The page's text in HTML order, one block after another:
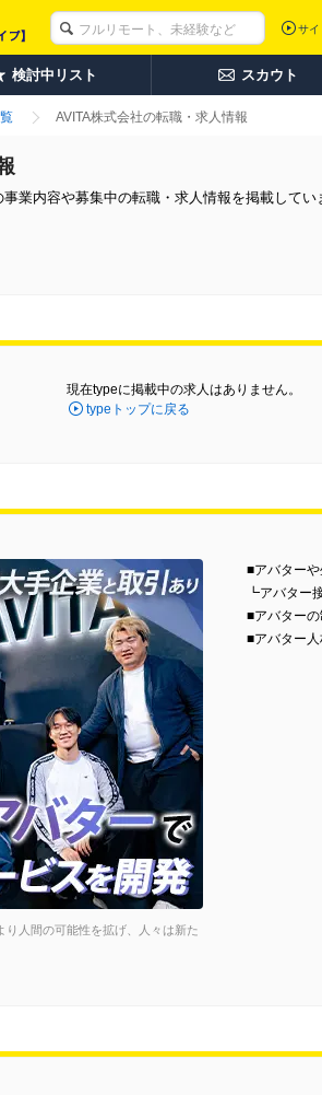
サイ
検討中リスト スカウト
AVITA株式会社の転職・求人情報
業内容や募集中の転職・求人情報を掲載して
現在typeに掲載中の求人はありません。
typeトップに戻る
人間の可能性を拡げ、人々は新た
■アバター
┗アバター
■アバター
■アバター